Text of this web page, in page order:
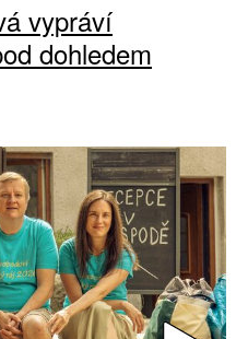
vypráví
dohledem